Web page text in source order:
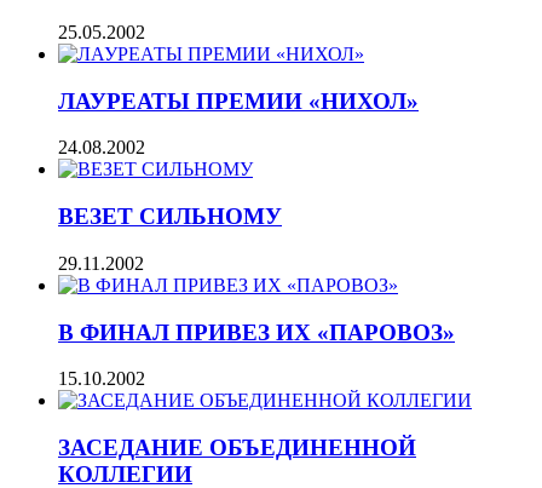
25.05.2002
ЛАУРЕАТЫ ПРЕМИИ «НИХОЛ»
24.08.2002
ВЕЗЕТ СИЛЬНОМУ
29.11.2002
В ФИНАЛ ПРИВЕЗ ИХ «ПАРОВОЗ»
15.10.2002
ЗАСЕДАНИЕ ОБЪЕДИНЕННОЙ
КОЛЛЕГИИ